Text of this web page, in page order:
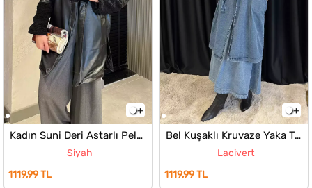
Kadın Suni Deri Astarlı Peluş Detaylı Trenç
Siyah
1119,99 TL
Bel Kuşaklı Kruvaze Yaka Tesettüt Jean Kot Trenç
Lacivert
1119,99 TL